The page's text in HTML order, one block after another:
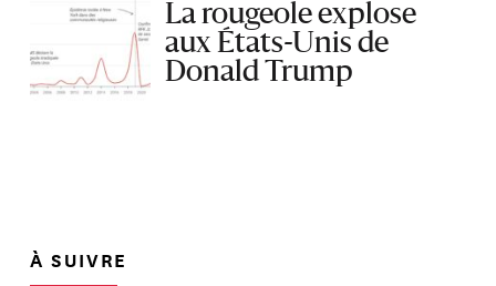
La rougeole explose
aux États-Unis de
Donald Trump
À SUIVRE